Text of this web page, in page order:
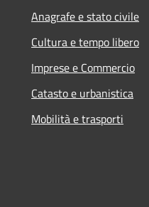
Anagrafe e stato civile
Cultura e tempo libero
Imprese e Commercio
Catasto e urbanistica
Mobilità e trasporti